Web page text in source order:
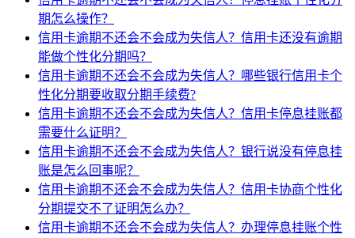
期怎么操作？
信用卡逾期不还会不会成为失信人？信用卡还没有逾期
能做个性化分期吗？
信用卡逾期不还会不会成为失信人？哪些银行信用卡个
性化分期要收取分期手续费?
信用卡逾期不还会不会成为失信人？信用卡停息挂账都
需要什么证明？
信用卡逾期不还会不会成为失信人？银行说没有停息挂
账是怎么回事呢？
信用卡逾期不还会不会成为失信人？信用卡协商个性化
分期提交不了证明怎么办？
信用卡逾期不还会不会成为失信人？办理停息挂账个性